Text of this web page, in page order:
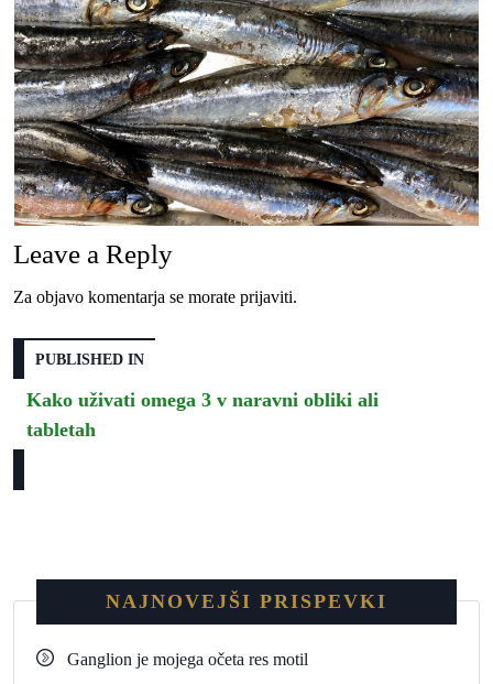
Leave a Reply
Za objavo komentarja se morate prijaviti.
PUBLISHED IN
Kako uživati omega 3 v naravni obliki ali
tabletah
NAJNOVEJŠI PRISPEVKI
Ganglion je mojega očeta res motil